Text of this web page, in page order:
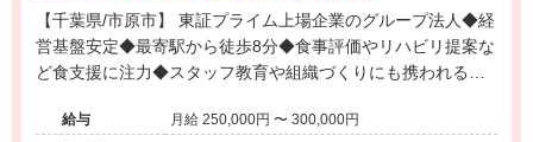
【千葉県/市原市】 東証プライム上場企業のグループ法人◆経
営基盤安定◆最寄駅から徒歩8分◆食事評価やリハビリ提案な
ど食支援に注力◆スタッフ教育や組織づくりにも携われる環
給与
月給 250,000円 〜 300,000円